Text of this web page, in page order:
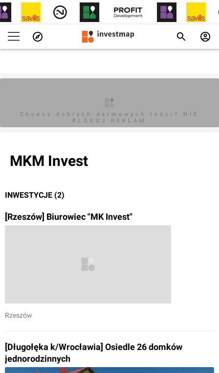
Chcesz dobrych darmowych teści? NIE
BLOKUJ REKLAM
MKM Invest
INWESTYCJE (2)
[Rzeszów] Biurowiec "MK Invest"
Rzeszów
[Długołęka k/Wrocławia] Osiedle 26 domków
jednorodzinnych